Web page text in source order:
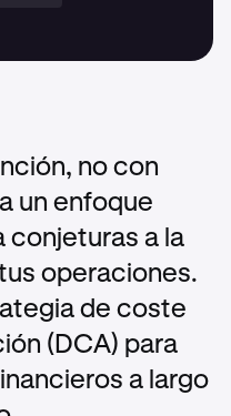
no con
un enfoque
a la
operaciones.
de coste
(DCA) para
a largo